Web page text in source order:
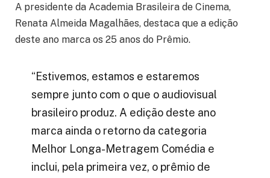
A presidente da Academia Brasileira de Cinema,
Renata Almeida Magalhães, destaca que a edição
deste ano marca os 25 anos do Prêmio.
“Estivemos, estamos e estaremos
sempre junto com o que o audiovisual
brasileiro produz. A edição deste ano
marca ainda o retorno da categoria
Melhor Longa-Metragem Comédia e
inclui, pela primeira vez, o prêmio de